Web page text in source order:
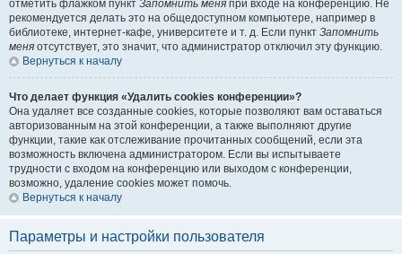
отметить флажком пункт Запомнить меня при входе на конференцию. Не
рекомендуется делать это на общедоступном компьютере, например в
библиотеке, интернет-кафе, университете и т. д. Если пункт Запомнить
меня отсутствует, это значит, что администратор отключил эту функцию.
Вернуться к началу
Что делает функция «Удалить cookies конференции»?
Она удаляет все созданные cookies, которые позволяют вам оставаться
авторизованным на этой конференции, а также выполняют другие
функции, такие как отслеживание прочитанных сообщений, если эта
возможность включена администратором. Если вы испытываете
трудности с входом на конференцию или выходом с конференции,
возможно, удаление cookies может помочь.
Вернуться к началу
Параметры и настройки пользователя